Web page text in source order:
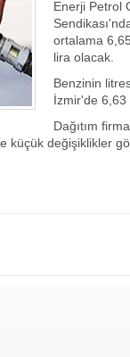
Enerji Petrol
ortalama
lira olacak.
Benzinin
İzmir'de 6,63
Dağıtım
küçük değişiklikler